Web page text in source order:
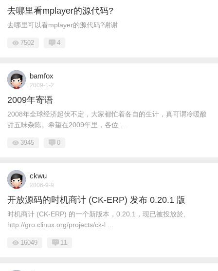
去哪里看mplayer的源代码?
去哪里可以看mplayer的源代码?谢谢
7502 4
bamfox
2009-1-2
2009年寄语
2008年全球经济起伏不定，大家都忙着各自的生计，真可谓冷暖酸
甜五味杂陈。希望在2009年里，各位 ...
3945 0
ckwu
2006-9-9
开放源码的时机商计 (CK-ERP) 发布 0.20.1 版
时机商计 (CK-ERP) 的一个新版本，0.20.1，现已被投放於,
http://gro.clinux.org/projects/ck-l ...
16049 11